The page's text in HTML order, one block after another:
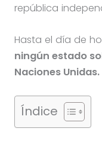
república
Hasta el día de
ningún estado
Naciones Unidas.
Índice